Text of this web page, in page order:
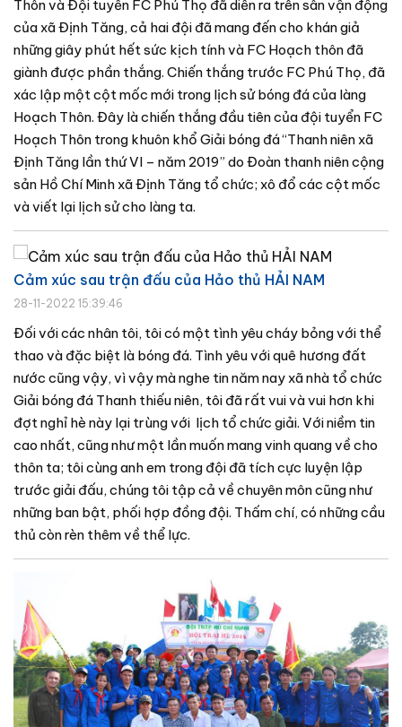
Thôn và Đội tuyển FC Phú Thọ đã diễn ra trên sân vận động
của xã Định Tăng, cả hai đội đã mang đến cho khán giả
những giây phút hết sức kịch tính và FC Hoạch thôn đã
giành được phần thắng. Chiến thắng trước FC Phú Thọ, đã
xác lập một cột mốc mới trong lịch sử bóng đá của làng
Hoạch Thôn. Đây là chiến thắng đầu tiên của đội tuyển FC
Hoạch Thôn trong khuôn khổ Giải bóng đá “Thanh niên xã
Định Tăng lần thứ VI – năm 2019” do Đoàn thanh niên cộng
sản Hồ Chí Minh xã Định Tăng tổ chức; xô đổ các cột mốc
và viết lại lịch sử cho làng ta.
Cảm xúc sau trận đấu của Hảo thủ HẢI NAM
28-11-2022 15:39:46
Đối với các nhân tôi, tôi có một tình yêu cháy bỏng với thể
thao và đặc biệt là bóng đá. Tình yêu với quê hương đất
nước cũng vậy, vì vậy mà nghe tin năm nay xã nhà tổ chức
Giải bóng đá Thanh thiếu niên, tôi đã rất vui và vui hơn khi
đợt nghỉ hè này lại trùng với lịch tổ chức giải. Với niềm tin
cao nhất, cũng như một lần muốn mang vinh quang về cho
thôn ta; tôi cùng anh em trong đội đã tích cực luyện lập
trước giải đấu, chúng tôi tập cả về chuyên môn cũng như
những ban bật, phối hợp đồng đội. Thấm chí, có những cầu
thủ còn rèn thêm về thể lực.